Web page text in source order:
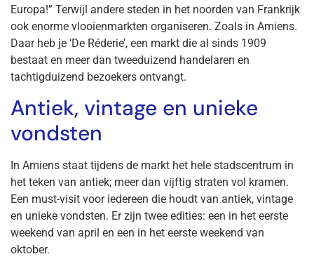
Europa!” Terwijl andere steden in het noorden van Frankrijk
ook enorme vlooienmarkten organiseren. Zoals in Amiens.
Daar heb je ‘De Réderie’, een markt die al sinds 1909
bestaat en meer dan tweeduizend handelaren en
tachtigduizend bezoekers ontvangt.
Antiek, vintage en unieke
vondsten
In Amiens staat tijdens de markt het hele stadscentrum in
het teken van antiek; meer dan vijftig straten vol kramen.
Een must-visit voor iedereen die houdt van antiek, vintage
en unieke vondsten. Er zijn twee edities: een in het eerste
weekend van april en een in het eerste weekend van
oktober.